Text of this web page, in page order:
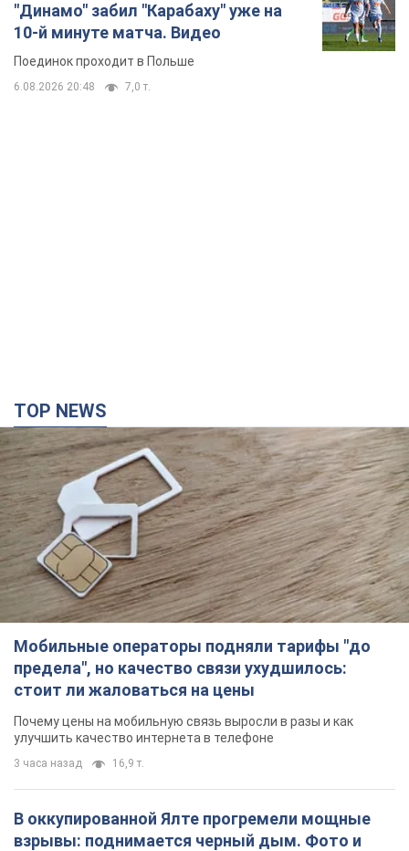
"Динамо" забил "Карабаху" уже на
10-й минуте матча. Видео
Поединок проходит в Польше
6.08.2026 20:48 7,0 т.
TOP NEWS
Мобильные операторы подняли тарифы "до
предела", но качество связи ухудшилось:
стоит ли жаловаться на цены
Почему цены на мобильную связь выросли в разы и как
улучшить качество интернета в телефоне
3 часа назад 16,9 т.
В оккупированной Ялте прогремели мощные
взрывы: поднимается черный дым. Фото и